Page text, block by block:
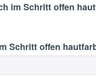
im Schritt offen
Schritt offen